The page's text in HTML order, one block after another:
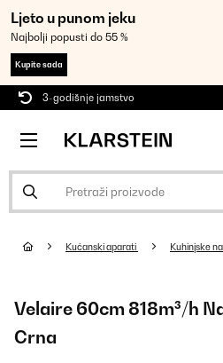
Ljeto u punom jeku
Najbolji popusti do 55 %
Kupite sada
3-godišnje jamstvo
Kućanski aparati Kuhinjske
Velaire 60cm 818m³/h
Crna